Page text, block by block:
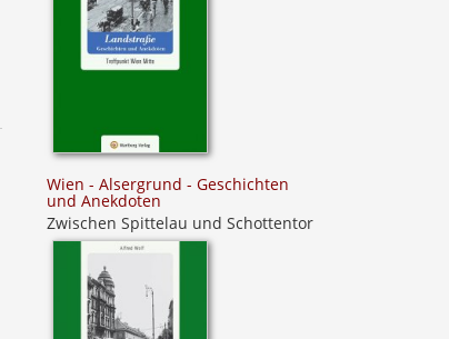
Wien - Alsergrund - Geschichten
und Anekdoten
Zwischen Spittelau und Schottentor